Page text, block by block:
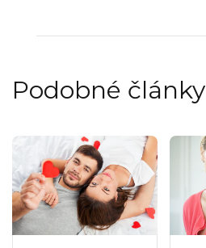
Podobné články